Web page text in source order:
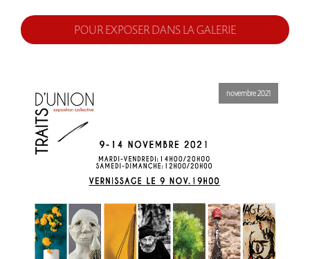
novembre 2021
POUR EXPOSER DANS LA GALERIE